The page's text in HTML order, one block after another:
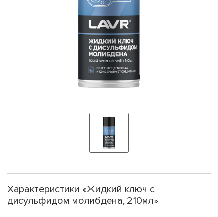
Характеристики «Жидкий ключ с
дисульфидом молибдена, 210мл»